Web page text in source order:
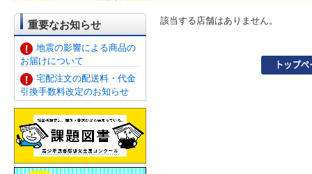
重要なお知らせ
地震の影響による商品の
お届けについて
宅配注文の配送料・代金
引換手数料改定のお知らせ
該当する店舗はありません。